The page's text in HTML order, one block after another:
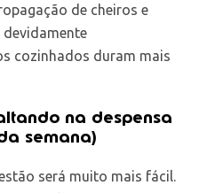
de cheiros e
devidamente
cozinhados duram mais
na despensa
semana)
será muito mais fácil.